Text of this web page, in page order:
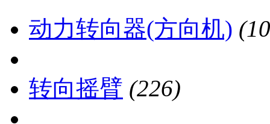
动力转向器(方向机)
转向摇臂 (226)